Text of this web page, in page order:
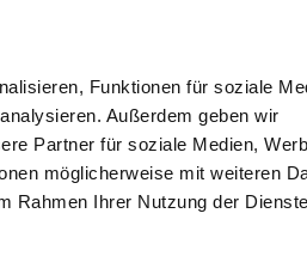
Funktionen für soziale
Außerdem geben wir
Partner für soziale Medien,
möglicherweise mit weiteren
Rahmen Ihrer Nutzung der Dienste
& HILFE DAS DKV